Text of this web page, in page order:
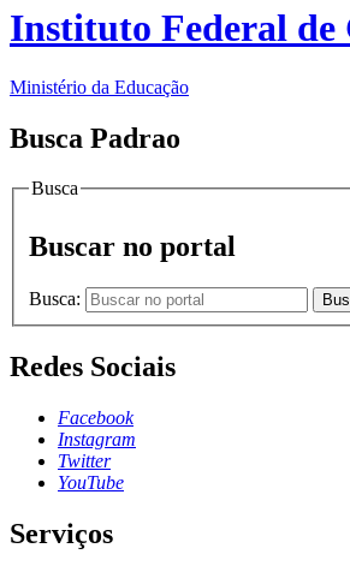
Instituto Federal de
Ministério da Educação
Busca Padrao
Busca
Buscar no portal
Busca:
Redes Sociais
Facebook
Instagram
Twitter
YouTube
Serviços